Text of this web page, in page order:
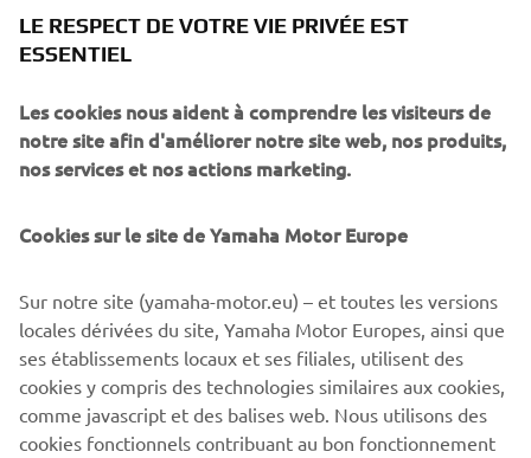
devez absolument essayer ce circuit ».
Curieux de connaître toutes nos expériences ? Cliquez sur
TOUTES LES EXPÉRIENCES
PLUS DE NEWS
LE RESPECT DE VOTRE VIE PRIVÉE EST
ESSENTIEL
Les cookies nous aident à comprendre les visiteurs de
notre site afin d'améliorer notre site web, nos produits,
nos services et nos actions marketing.
Cookies sur le site de Yamaha Motor Europe
Sur notre site (yamaha-motor.eu) – et toutes les versions
locales dérivées du site, Yamaha Motor Europes, ainsi que
ses établissements locaux et ses filiales, utilisent des
cookies y compris des technologies similaires aux cookies,
comme javascript et des balises web. Nous utilisons des
cookies fonctionnels contribuant au bon fonctionnement